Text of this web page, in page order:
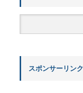
スポンサーリンク